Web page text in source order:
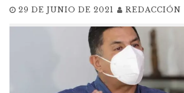
29 DE JUNIO DE 2021 REDACCIÓN